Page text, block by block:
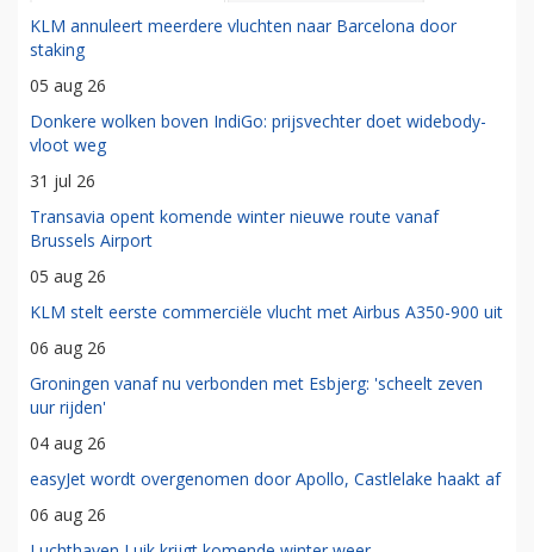
KLM annuleert meerdere vluchten naar Barcelona door
staking
05 aug 26
Donkere wolken boven IndiGo: prijsvechter doet widebody-
vloot weg
31 jul 26
Transavia opent komende winter nieuwe route vanaf
Brussels Airport
05 aug 26
KLM stelt eerste commerciële vlucht met Airbus A350-900 uit
06 aug 26
Groningen vanaf nu verbonden met Esbjerg: 'scheelt zeven
uur rijden'
04 aug 26
easyJet wordt overgenomen door Apollo, Castlelake haakt af
06 aug 26